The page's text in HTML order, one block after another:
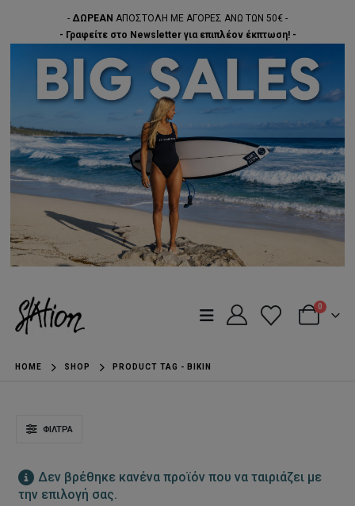
- ΔΩΡΕΑΝ ΑΠΟΣΤΟΛΗ ΜΕ ΑΓΟΡΕΣ ΑΝΩ ΤΩΝ 50€ -
- Γραφείτε στο Newsletter για επιπλέον έκπτωση! -
0
HOME SHOP PRODUCT TAG - BIKIN
ΦΊΛΤΡΑ
Δεν βρέθηκε κανένα προϊόν που να ταιριάζει με
την επιλογή σας.